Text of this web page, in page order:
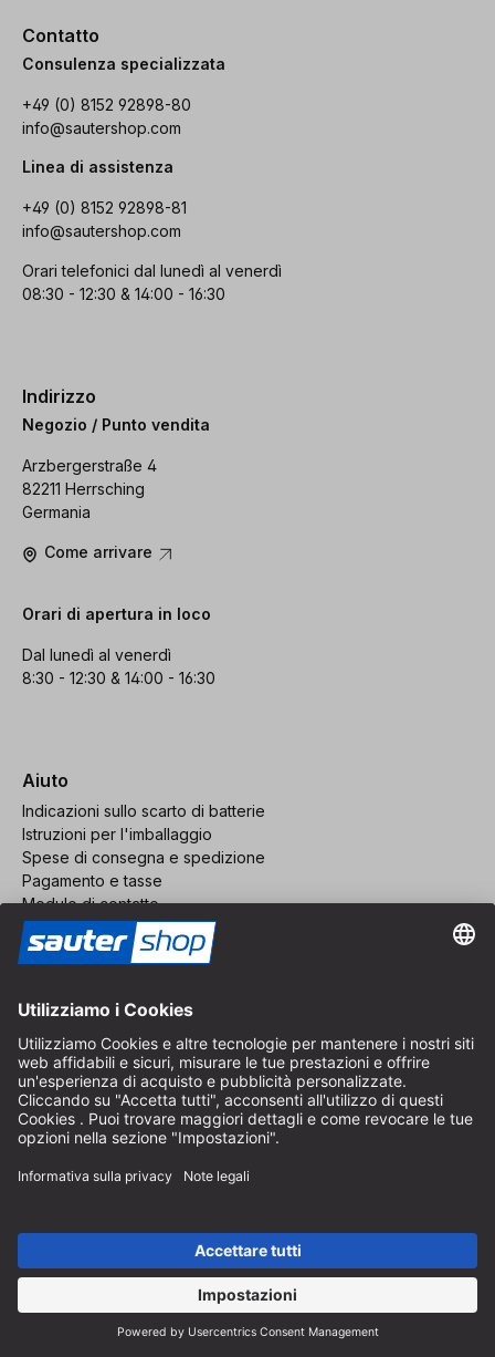
Contatto
Consulenza specializzata
+49 (0) 8152 92898-80
info@sautershop.com
Linea di assistenza
+49 (0) 8152 92898-81
info@sautershop.com
Orari telefonici dal lunedì al venerdì
08:30 - 12:30 & 14:00 - 16:30
Indirizzo
Negozio / Punto vendita
Arzbergerstraße 4
82211 Herrsching
Germania
Come arrivare
Orari di apertura in loco
Dal lunedì al venerdì
8:30 - 12:30 & 14:00 - 16:30
Aiuto
Indicazioni sullo scarto di batterie
Istruzioni per l'imballaggio
Spese di consegna e spedizione
Pagamento e tasse
Modulo di contatto
Diritto di recesso
Servizio FAQ
Revoca un contratto
Area rivenditori
Diventa rivenditore